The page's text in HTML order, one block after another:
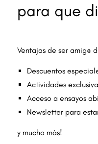
para que
Ventajas de ser amig@
Descuentos
Actividades
Acceso a ensayos
Newsletter para
y mucho más!